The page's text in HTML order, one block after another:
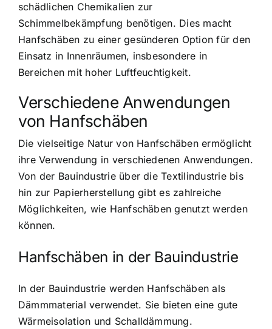
schädlichen Chemikalien zur
Schimmelbekämpfung benötigen. Dies macht
Hanfschäben zu einer gesünderen Option für den
Einsatz in Innenräumen, insbesondere in
Bereichen mit hoher Luftfeuchtigkeit.
Verschiedene Anwendungen
von Hanfschäben
Die vielseitige Natur von Hanfschäben ermöglicht
ihre Verwendung in verschiedenen Anwendungen.
Von der Bauindustrie über die Textilindustrie bis
hin zur Papierherstellung gibt es zahlreiche
Möglichkeiten, wie Hanfschäben genutzt werden
können.
Hanfschäben in der Bauindustrie
In der Bauindustrie werden Hanfschäben als
Dämmmaterial verwendet. Sie bieten eine gute
Wärmeisolation und Schalldämmung.